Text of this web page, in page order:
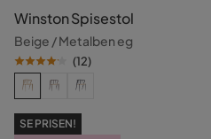
Winston Spisestol
Beige / Metalben eg
(12)
SE PRISEN!